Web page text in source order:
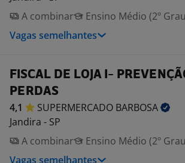
A combinar
Ensino Médio (2º
Vagas semelhantes
FISCAL DE LOJA I-
PERDAS
4,1 SUPERMERCADO BARBOSA
Jandira - SP
A combinar
Ensino Médio (2º
Vagas semelhantes